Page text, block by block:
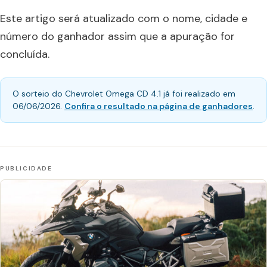
Este artigo será atualizado com o nome, cidade e
número do ganhador assim que a apuração for
concluída.
O sorteio do Chevrolet Omega CD 4.1 já foi realizado em
06/06/2026. Confira o resultado na página de ganhadores.